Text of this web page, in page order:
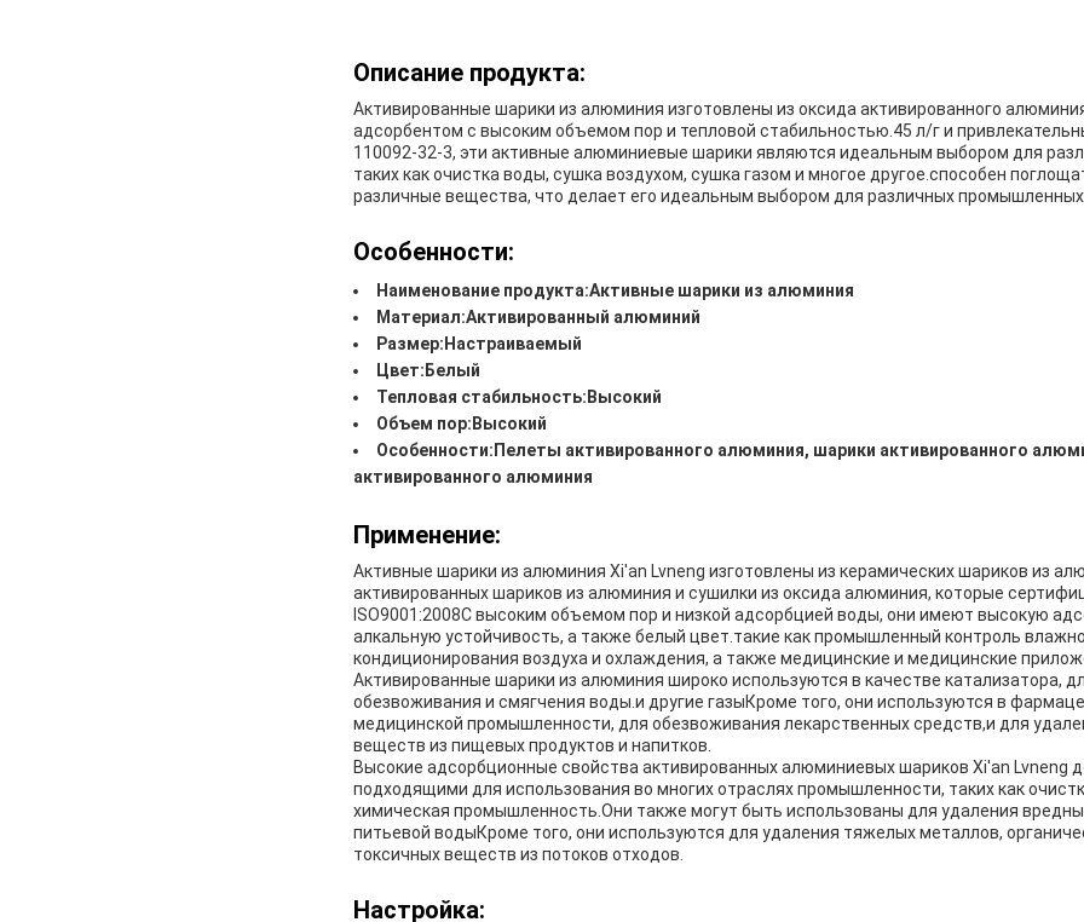
Описание продукта:
Активированные шарики из алюминия изготовлены из оксида активированного
адсорбентом с высоким объемом пор и тепловой стабильностью.45 л/г и
110092-32-3, эти активные алюминиевые шарики являются идеальным выбором для
таких как очистка воды, сушка воздухом, сушка газом и многое другое.способен
различные вещества, что делает его идеальным выбором для различных
Особенности:
Наименование продукта:Активные шарики из алюминия
Материал:Активированный алюминий
Размер: Настраиваемый
Цвет: Белый
Тепловая стабильность: Высокий
Объем пор: Высокий
Особенности: Пелеты активированного алюминия, шарики активированного
активированного алюминия
Применение:
Активные шарики из алюминия Xi'an Lvneng изготовлены из керамических шариков из
активированных шариков из алюминия и сушилки из оксида алюминия, которые
ISO9001:2008С высоким объемом пор и низкой адсорбцией воды, они имеют высокую
алкальную устойчивость, а также белый цвет.такие как промышленный контроль
кондиционирования воздуха и охлаждения, а также медицинские и медицинские
Активированные шарики из алюминия широко используются в качестве катализатора,
обезвоживания и смягчения воды.и другие газыКроме того, они используются в
медицинской промышленности, для обезвоживания лекарственных средств,и для
веществ из пищевых продуктов и напитков.
Высокие адсорбционные свойства активированных алюминиевых шариков Xi'an Lvneng
подходящими для использования во многих отраслях промышленности, таких как
химическая промышленность.Они также могут быть использованы для удаления
питьевой водыКроме того, они используются для удаления тяжелых металлов,
токсичных веществ из потоков отходов.
Настройка: